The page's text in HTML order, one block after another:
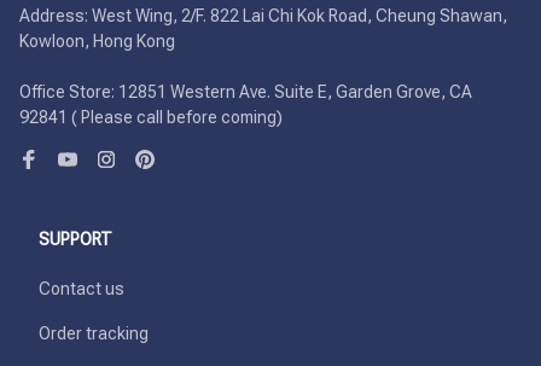
Address: West Wing, 2/F. 822 Lai Chi Kok Road, Cheung Shawan,
Kowloon, Hong Kong
Office Store: 12851 Western Ave. Suite E, Garden Grove, CA
92841 ( Please call before coming)
SUPPORT
Contact us
Order tracking